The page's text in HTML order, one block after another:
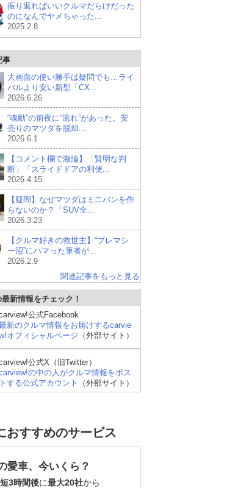
三菱 デリカD:5 日産 エルグランド
振り返ればいいクルマだらけだった
のになんでヤメちゃった...
2025.2.8
事
大画面の使い勝手は疑問でも…ライ
バルより安い新型「CX...
2026.6.26
“魂動”の前夜に“流れ”があった。安
売りのマツダを脱却...
2026.6.1
【コメント欄で激論】「賢明な判
断」「スライドドアの利便...
2026.4.15
【疑問】なぜマツダはミニバンを作
らないのか？「SUV全...
2026.3.23
【クルマ好きの救世主】“プレマシ
ー沼”にハマった筆者が...
2026.2.9
関連記事をもっと見る
新情報をチェック！
公式Facebook
新のクルマ情報をお届けするcarvie
オフィシャルページ （外部サイト）
公式X（旧Twitter）
の中の人がクルマ情報をポス
トする公式アカウント
（外部サイト）
おすすめのサービス
愛車、今いくら？
3時間後に最大20社から